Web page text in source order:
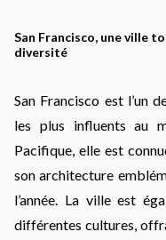
San Francisco, une ville
diversité
San Francisco est l’un
les plus influents au
Pacifique, elle est
son architecture
l’année. La ville est
différentes cultures,